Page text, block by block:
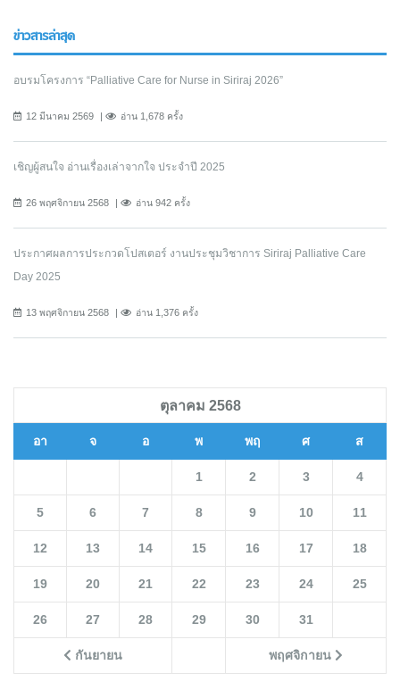
ข่าวสารล่าสุด
อบรมโครงการ “Palliative Care for Nurse in Siriraj 2026”
12 มีนาคม 2569 อ่าน 1,678 ครั้ง
เชิญผู้สนใจ อ่านเรื่องเล่าจากใจ ประจำปี 2025
26 พฤศจิกายน 2568 อ่าน 942 ครั้ง
ประกาศผลการประกวดโปสเตอร์ งานประชุมวิชาการ Siriraj Palliative Care
Day 2025
13 พฤศจิกายน 2568 อ่าน 1,376 ครั้ง
ตุลาคม 2568
อา จ อ พ พฤ ศ ส
กันยายน พฤศจิกายน
1 2 3 4
5 6 7 8 9 10 11
12 13 14 15 16 17 18
19 20 21 22 23 24 25
26 27 28 29 30 31